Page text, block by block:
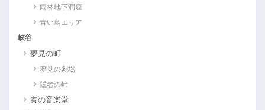
雨林地下洞窟
青い鳥エリア
峡谷
夢見の町
夢見の劇場
隠者の峠
奏の音楽堂